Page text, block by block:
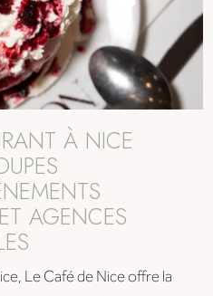
À NICE
AGENCES
Le Café de Nice offre la